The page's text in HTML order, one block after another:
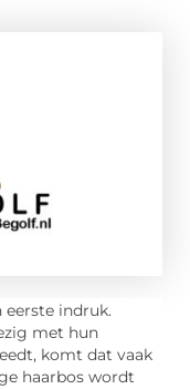
eerste indruk.
met hun
komt dat vaak
haarbos wordt